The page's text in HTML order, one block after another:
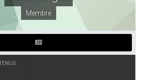
Membre